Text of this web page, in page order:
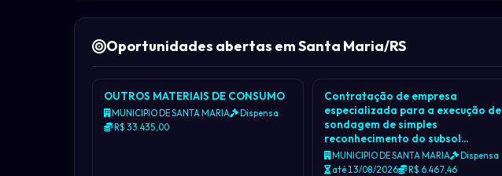
Oportunidades abertas em Santa Maria/RS
OUTROS MATERIAIS DE CONSUMO
MUNICIPIO DE SANTA MARIA
Dispensa
R$ 33.435,00
Contratação de empresa
especializada para a execução de
sondagem de simples
reconhecimento do subsol…
MUNICIPIO DE SANTA MARIA
Dispensa
até 13/08/2026
R$ 6.467,46